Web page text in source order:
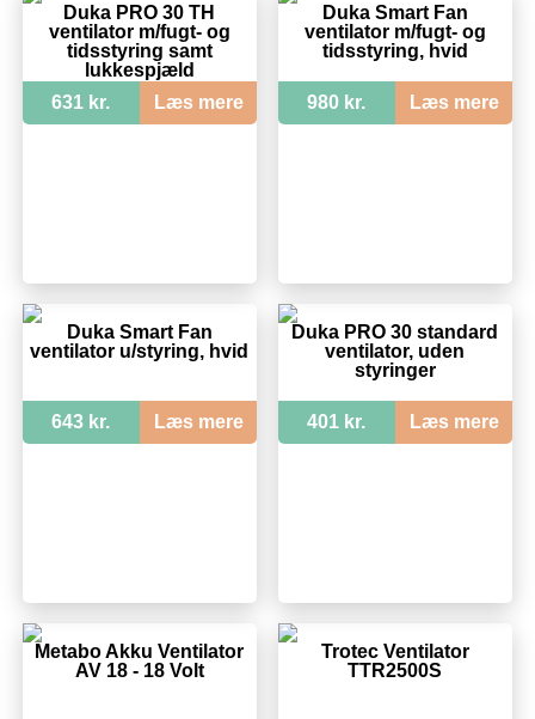
Duka PRO 30 TH
ventilator m/fugt- og
tidsstyring samt
lukkespjæld
631 kr.
Læs mere
Duka Smart Fan
ventilator m/fugt- og
tidsstyring, hvid
980 kr. Læs mere
Duka Smart Fan
ventilator u/styring, hvid
643 kr. Læs mere
Duka PRO 30 standard
ventilator, uden
styringer
401 kr. Læs mere
Metabo Akku Ventilator
AV 18 - 18 Volt
Trotec Ventilator
TTR2500S